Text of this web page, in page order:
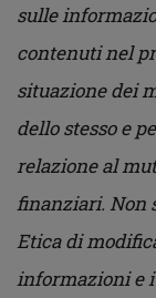
sulle
contenuti nel
situazione dei
dello stesso e
relazione al
finanziari. Non
Etica di
informazioni e